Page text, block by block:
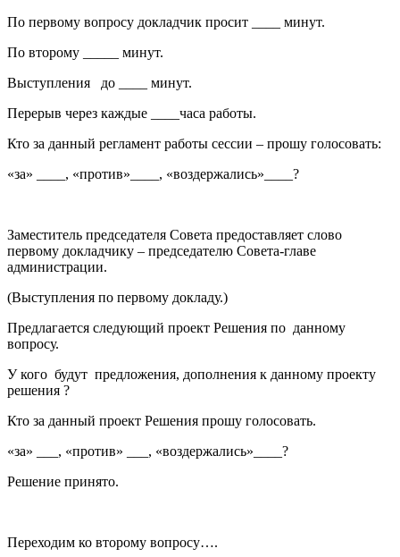
По первому вопросу докладчик просит ____ минут.
По второму _____ минут.
Выступления до ____ минут.
Перерыв через каждые ____часа работы.
Кто за данный регламент работы сессии – прошу голосовать:
«за» ____, «против»____, «воздержались»____?
Заместитель председателя Совета предоставляет слово
первому докладчику – председателю Совета-главе
администрации.
(Выступления по первому докладу.)
Предлагается следующий проект Решения по данному
вопросу.
У кого будут предложения, дополнения к данному проекту
решения ?
Кто за данный проект Решения прошу голосовать.
«за» ___, «против» ___, «воздержались»____?
Решение принято.
Переходим ко второму вопросу….